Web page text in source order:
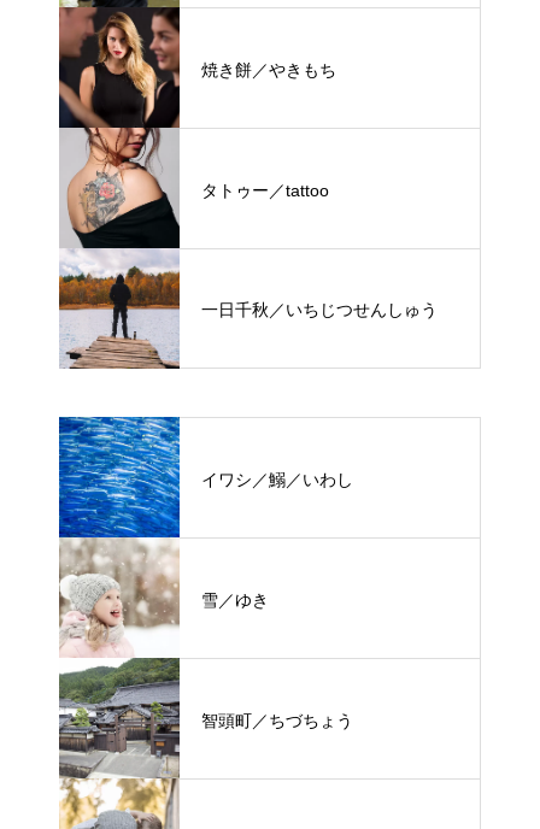
焼き餅／やきもち
タトゥー／tattoo
一日千秋／いちじつせんしゅう
イワシ／鰯／いわし
雪／ゆき
智頭町／ちづちょう